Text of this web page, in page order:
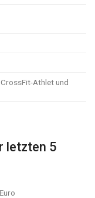
Athlet und
letzten 5